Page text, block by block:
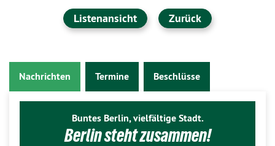
Listenansicht Zurück
Nachrichten Termine Beschlüsse
Buntes Berlin, vielfältige Stadt.
Berlin steht zusammen!